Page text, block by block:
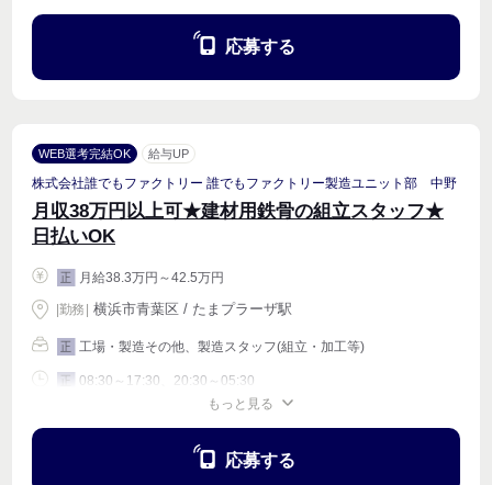
応募する
WEB選考完結OK 給与UP
株式会社誰でもファクトリー 誰でもファクトリー製造ユニット部 中野
月収38万円以上可★建材用鉄骨の組立スタッフ★
日払いOK
正 月給38.3万円～42.5万円
|勤務 横浜市青葉区 / たまプラーザ駅
正 工場・製造その他、製造スタッフ(組立・加工等)
正 08:30～17:30、20:30～05:30
もっと見る
応募する